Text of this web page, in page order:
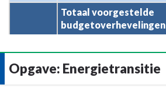
Totaal voorgestelde
budgetoverhevelingen
Opgave: Energietransitie